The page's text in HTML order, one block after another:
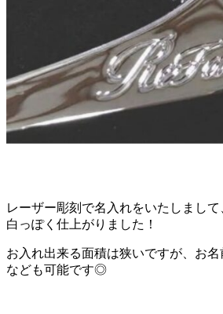
レーザー彫刻で名入れをいたしまし
白っぽく仕上がりました！
お入れ出来る面積は狭いですが、お
なども可能です◎